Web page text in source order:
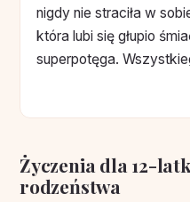
nigdy nie straciła w
która lubi się głupio
superpotęga.
Życzenia dla 12-
rodzeństwa